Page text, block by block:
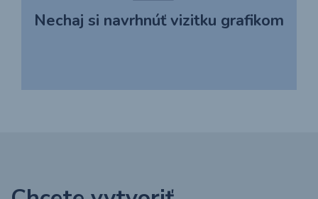
Nechaj si navrhnúť vizitku grafikom